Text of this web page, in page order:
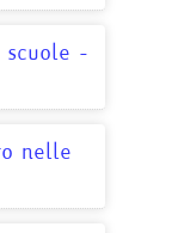
-
nelle